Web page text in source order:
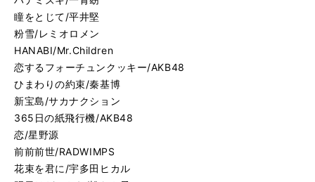
瞳をとじて/平井堅
粉雪/レミオロメン
HANABI/Mr.Children
恋するフォーチュンクッキー/AKB48
ひまわりの約束/秦基博
新宝島/サカナクション
365日の紙飛行機/AKB48
恋/星野源
前前前世/RADWIMPS
花束を君に/宇多田ヒカル